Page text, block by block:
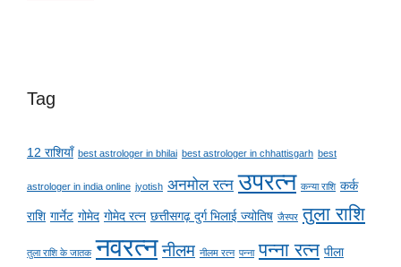
Tag
12 राशियाँ best astrologer in bhilai best astrologer in chhattisgarh best
astrologer in india online jyotish अनमोल रत्न उपरत्न कन्या राशि कर्क
राशि गार्नेट गोमेद गोमेद रत्न छत्तीसगढ़ दुर्ग भिलाई ज्योतिष जैस्पर तुला राशि
तुला राशि के जातक नवरत्न नीलम नीलम रत्न पन्ना पन्ना रत्न पीला